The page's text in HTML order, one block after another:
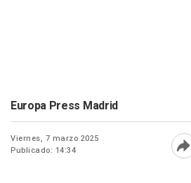
Europa Press Madrid
Viernes, 7 marzo 2025
Publicado: 14:34